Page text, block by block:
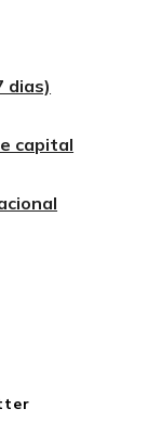
dias)
capital